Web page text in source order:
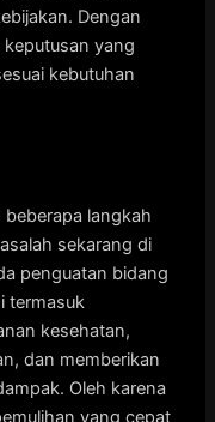
Dengan
yang
kebutuhan
langkah
sekarang di
penguatan bidang
termasuk
kesehatan,
dan memberikan
Oleh karena
yang cepat